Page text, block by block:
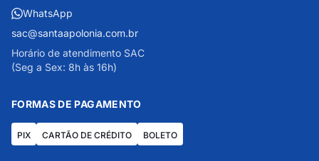
WhatsApp
sac@santaapolonia.com.br
Horário de atendimento SAC
(Seg a Sex: 8h às 16h)
FORMAS DE PAGAMENTO
PIX CARTÃO DE CRÉDITO BOLETO